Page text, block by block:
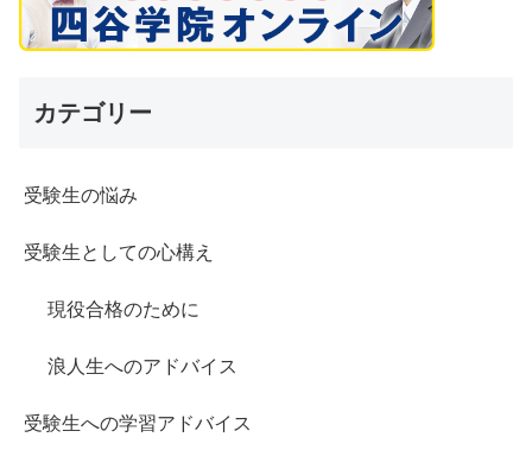
カテゴリー
受験生の悩み
受験生としての心構え
現役合格のために
浪人生へのアドバイス
受験生への学習アドバイス